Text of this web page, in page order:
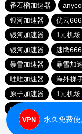
番石榴加速器
银河加速器
优云666
银河加速器
1元机场
银河加速器
速鹰666
暴雪加速器
暴雪加
哇哇加速器
海外梯
原子加速器
1元机场
vp(永久免费)加速器
永久免费